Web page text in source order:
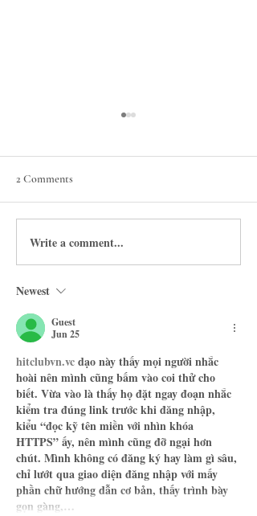
2 Comments
Write a comment...
Newest
Guest
Jun 25
hitclubvn.vc dạo này thấy mọi người nhắc
hoài nên mình cũng bấm vào coi thử cho
biết. Vừa vào là thấy họ đặt ngay đoạn nhắc
kiểm tra đúng link trước khi đăng nhập,
kiểu “đọc kỹ tên miền với nhìn khóa
HTTPS” ấy, nên mình cũng đỡ ngại hơn
chút. Mình không có đăng ký hay làm gì sâu,
chỉ lướt qua giao diện đăng nhập với mấy
phần chữ hướng dẫn cơ bản, thấy trình bày
gọn gàng,…